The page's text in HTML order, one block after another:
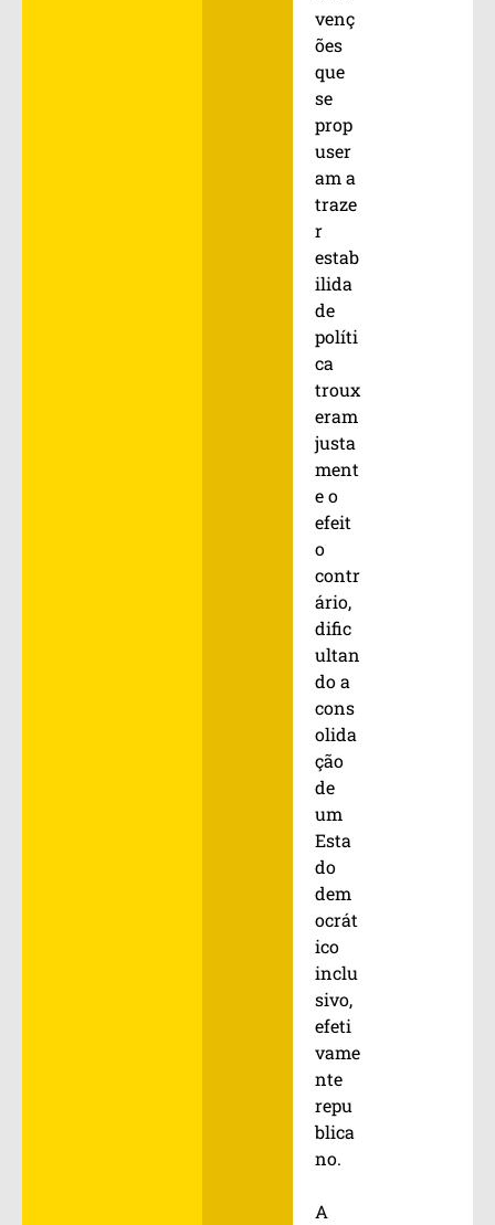
venç
ões
que
se
prop
user
am a
traze
r
estab
ilida
de
políti
ca
troux
eram
justa
ment
e o
efeit
o
contr
ário,
dific
ultan
do a
cons
olida
ção
de
um
Esta
do
dem
ocrát
ico
inclu
sivo,
efeti
vame
nte
repu
blica
no.
A